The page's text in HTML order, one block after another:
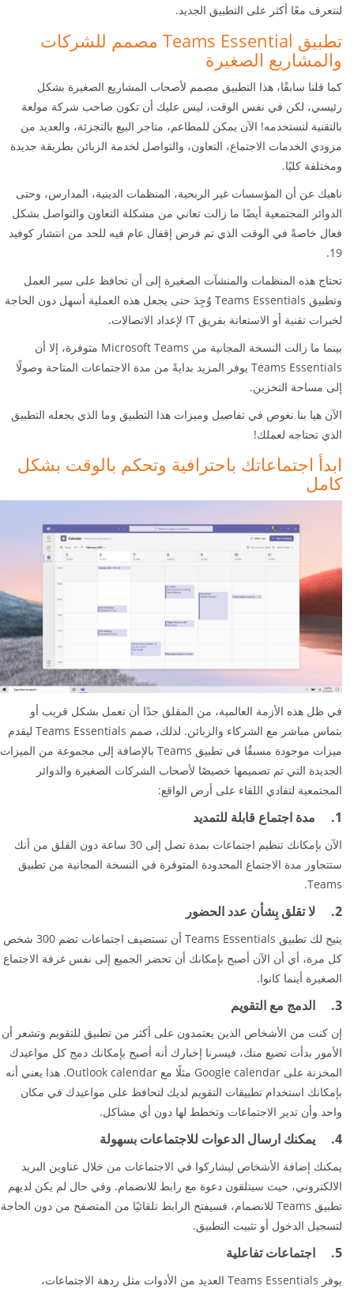
لنتعرف معًا أكثر على التطبيق الجديد.
تطبيق Teams Essential مصمم للشركات
والمشاريع الصغيرة
كما قلنا سابقًا، هذا التطبيق مصمم لأصحاب المشاريع الصغيرة بشكل
رئيسي، لكن في نفس الوقت، ليس عليك أن تكون صاحب شركة مولعة
بالتقنية لتستخدمه! الآن يمكن للمطاعم، متاجر البيع بالتجزئة، والعديد من
مزودي الخدمات الاجتماع، التعاون، والتواصل لخدمة الزبائن بطريقة جديدة
ومختلفة كليًا.
ناهيك عن أن المؤسسات غير الربحية، المنظمات الدينية، المدارس، وحتى
الدوائر المجتمعية أيضًا ما زالت تعاني من مشكلة التعاون والتواصل بشكل
فعال خاصةً في الوقت الذي تم فرض إقفال عام فيه للحد من انتشار كوفيد
19.
تحتاج هذه المنظمات والمنشآت الصغيرة إلى أن تحافظ على سير العمل
وتطبيق Teams Essentials وُجِدَ حتى يجعل هذه العملية أسهل دون الحاجة
لخبرات تقنية أو الاستعانة بفريق IT لإعداد الاتصالات.
بينما ما زالت النسخة المجانية من
Microsoft Teams متوفرة، إلا أن
Teams Essentials يوفر المزيد بدايةً من مدة الاجتماعات المتاحة وصولًا
إلى مساحة التخزين.
الآن هيا بنا نغوص في تفاصيل وميزات هذا التطبيق وما الذي يجعله التطبيق
الذي تحتاجه لعملك!
ابدأ اجتماعاتك باحترافية وتحكم بالوقت بشكل
كامل
في ظل هذه الأزمة العالمية، من المقلق جدًا أن تعمل بشكل قريب أو
بتماس مباشر مع الشركاء والزبائن. لذلك، صمم Teams Essentials ليقدم
ميزات موجودة مسبقُا في تطبيق Teams بالإضافة إلى مجموعة من الميزات
الجديدة التي تم تصميمها خصيصًا لأصحاب الشركات الصغيرة والدوائر
المجتمعية لتفادي اللقاء على أرض الواقع:
1. مدة اجتماع قابلة للتمديد
الآن بإمكانك تنظيم اجتماعات بمدة تصل إلى 30 ساعة دون القلق من أنك
ستتجاوز مدة الاجتماع المحدودة المتوفرة في النسخة المجانية من تطبيق
Teams.
2. لا تقلق بِشأن عدد الحضور
يتيح لك تطبيق Teams Essentials أن تستضيف اجتماعات تضم 300 شخص
كل مرة، أي أن الآن أصبح بإمكانك أن تحضر الجميع إلى نفس غرفة الاجتماع
الصغيرة أينما كانوا.
3. الدمج مع التقويم
إن كنت من الأشخاص الذين يعتمدون على أكثر من تطبيق للتقويم وتشعر أن
الأمور بدأت تضيع منك، فيسرنا إخبارك أنه أصبح بإمكانك دمج كل مواعيدك
المخزنة على Google calendar مثلًا مع Outlook calendar. هذا يعني أنه
بإمكانك استخدام تطبيقات التقويم لديك لتحافظ على مواعيدك في مكان
واحد وأن تدير الاجتماعات وتخطط لها دون أي مشاكل.
4. يمكنك ارسال الدعوات للاجتماعات بسهولة
يمكنك إضافة الأشخاص ليشاركوا في الاجتماعات من خلال عناوين البريد
الالكتروني، حيث سيتلقون دعوة مع رابط للانضمام. وفي حال لم يكن لديهم
تطبيق Teams للانضمام، فسيفتح الرابط تلقائيًا من المتصفح من دون الحاجة
لتسجيل الدخول أو تثبيت التطبيق.
5. اجتماعات تفاعلية
يوفر Teams Essentials العديد من الأدوات مثل ردهة الاجتماعات،